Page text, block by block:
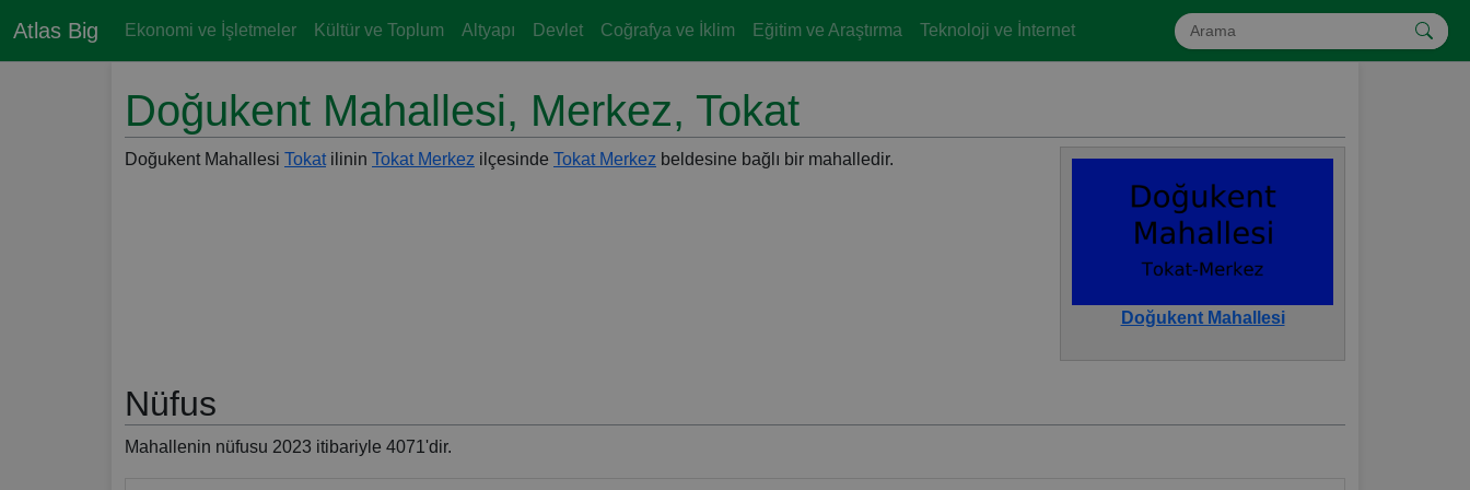
Atlas Big Ekonomi ve İşletmeler Kültür ve Toplum Altyapı Devlet Coğrafya ve İklim Eğitim ve Araştırma Teknoloji ve İnternet
Doğukent Mahallesi, Merkez, Tokat
Doğukent Mahallesi Tokatilinin Tokat Merkez ilçesinde Tokat Merkez beldesine bağlı bir mahalledir.
Doğukent Mahallesi
Nüfus
Mahallenin nüfusu 2023 itibariyle 4071'dir.